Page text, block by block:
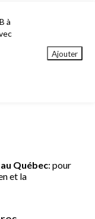
à
Ajouter
Québec: pour
et la